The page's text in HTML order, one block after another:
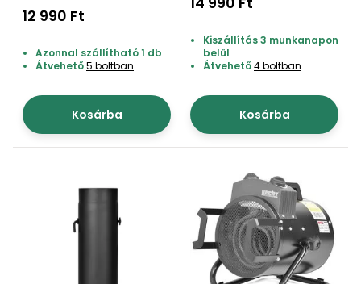
12 990 Ft
Azonnal szállítható 1 db
Átvehető5 boltban
Kosárba
Kiszállítás 3 munkanapon
belül
Átvehető4 boltban
Kosárba